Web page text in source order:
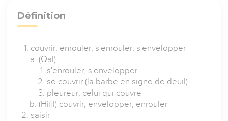
Définition
couvrir, enrouler, s'enrouler, s'envelopper
(Qal)
s'enrouler, s'envelopper
se couvrir (la barbe en signe de deuil)
pleureur, celui qui couvre
(Hifil) couvrir, envelopper, enrouler
saisir